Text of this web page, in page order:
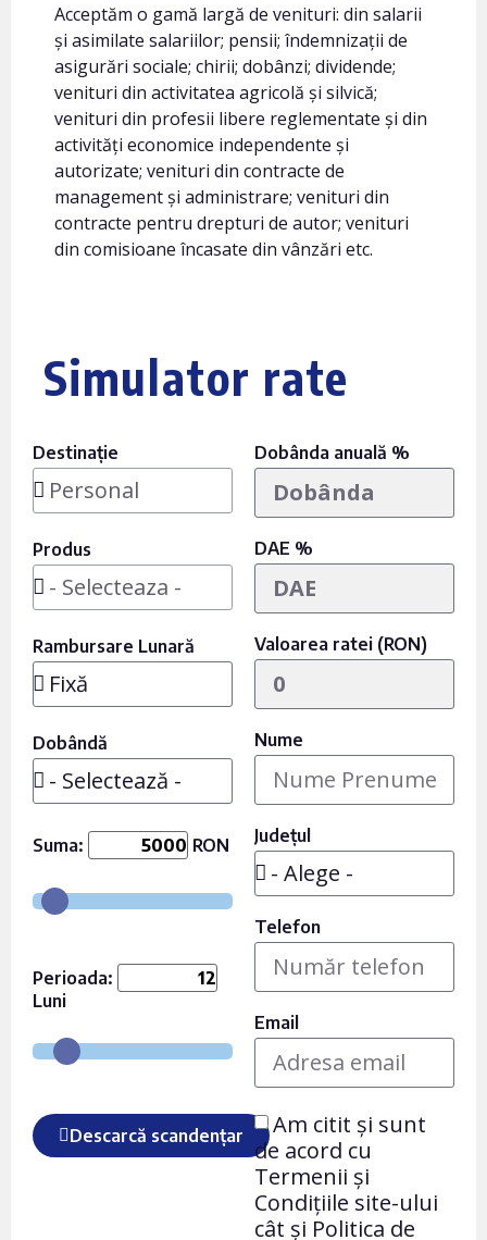
Acceptăm o gamă largă de venituri: din salarii
și asimilate salariilor; pensii; îndemnizații de
asigurări sociale; chirii; dobânzi; dividende;
venituri din activitatea agricolă și silvică;
venituri din profesii libere reglementate și din
activități economice independente și
autorizate; venituri din contracte de
management și administrare; venituri din
contracte pentru drepturi de autor; venituri
din comisioane încasate din vânzări etc.
Simulator rate
Destinație
Produs
Rambursare Lunară
Dobândă
Suma: RON
Perioada:
Luni
Descarcă scandențar
Dobânda anuală %
DAE %
Valoarea ratei (RON)
Nume
Județul
Telefon
Email
Am citit și sunt
de acord cu
Termenii și
Condițiile site-ului
cât și Politica de